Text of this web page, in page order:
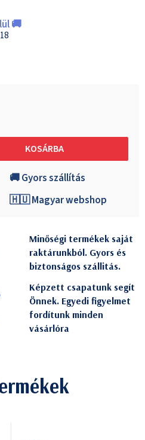
🚚
KOSÁRBA
🚚 Gyors szállítás
🇭🇺 Magyar webshop
Minőségi termékek saját
raktárunkból. Gyors és
biztonságos szállitás.
Képzett csapatunk segít
Önnek. Egyedi figyelmet
fordítunk minden
vásárlóra